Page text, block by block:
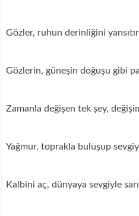
Gözler, ruhun derinliğini
Gözlerin, güneşin doğuşu gibi
Zamanla değişen tek şey,
Yağmur, toprakla buluşup
Kalbini aç, dünyaya sevgiyle